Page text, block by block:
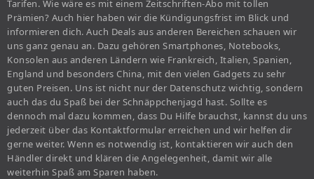
Tarifen. Wie wäre es mit einem Zeitschriften-Abo mit tollen
Prämien? Auch hier haben wir die Kündigungsfrist im Blick und
informieren dich. Auch Deals aus anderen Bereichen schauen wir
uns ganz genau an. Dazu gehören Smartphones, Notebooks,
Konsolen aus anderen Ländern wie Frankreich, Italien, Spanien,
England und besonders China, mit den vielen Gadgets zu sehr
guten Preisen. Uns ist nicht nur der Datenschutz wichtig, sondern
auch das du Spaß bei der Schnäppchenjagd hast. Sollte es
dennoch mal dazu kommen, dass Du Hilfe brauchst, kannst du uns
jederzeit über das Kontaktformular erreichen und wir helfen dir
gerne weiter. Wenn es notwendig ist, kontaktieren wir auch den
Händler direkt und klären die Angelegenheit, damit wir alle
weiterhin Spaß am Sparen haben.